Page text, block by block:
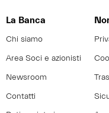
La Banca
Chi siamo
Area Soci e azionisti
Newsroom
Contatti